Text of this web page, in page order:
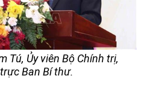
Tú, Ủy viên Bộ Chính trị,
Ban Bí thư.